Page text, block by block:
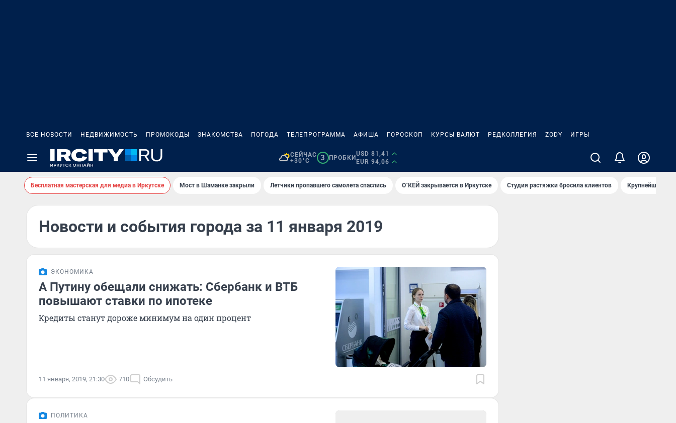
ВСЕ НОВОСТИ НЕДВИЖИМОСТЬ ПРОМОКОДЫ ЗНАКОМСТВА ПОГОДА ТЕЛЕПРОГРАММА АФИША ГОРОСКОП КУРСЫ ВАЛЮТ РЕДКОЛЛЕГИЯ ZODY ИГРЫ
СЕЙЧАС
+30°C
3 ПРОБКИ
USD 81,41
EUR 94,06
Бесплатная мастерская для медиа в Иркутске Мост в Шаманке закрыли Летчики пропавшего самолета спаслись О`КЕЙ закрывается в Иркутске Студия растяжки бросила клиентов Крупнейшие
Новости и события города за 11 января 2019
ЭКОНОМИКА
А Путину обещали снижать: Сбербанк и ВТБ
повышают ставки по ипотеке
Кредиты станут дороже минимум на один процент
11 января, 2019, 21:30 710 Обсудить
ПОЛИТИКА